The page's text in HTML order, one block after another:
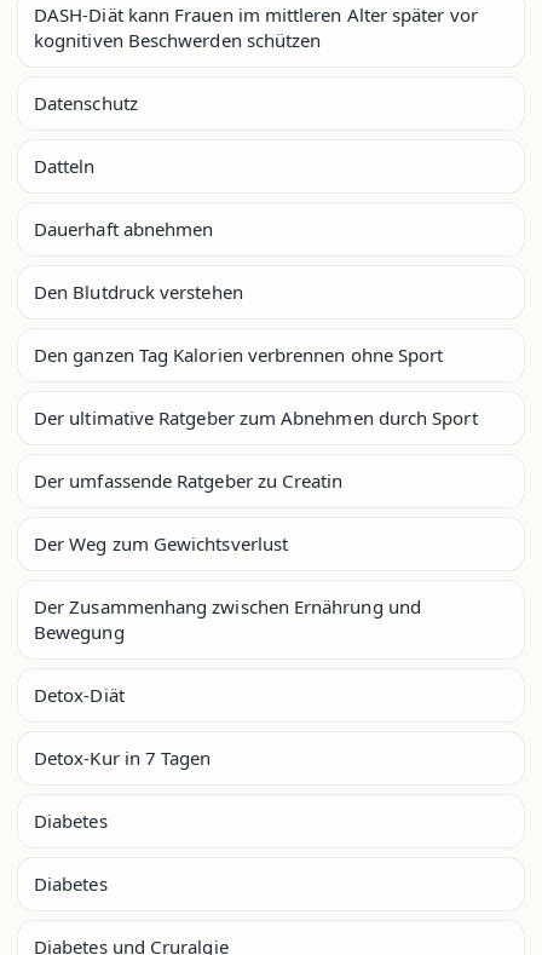
DASH-Diät kann Frauen im mittleren Alter später vor
kognitiven Beschwerden schützen
Datenschutz
Datteln
Dauerhaft abnehmen
Den Blutdruck verstehen
Den ganzen Tag Kalorien verbrennen ohne Sport
Der ultimative Ratgeber zum Abnehmen durch Sport
Der umfassende Ratgeber zu Creatin
Der Weg zum Gewichtsverlust
Der Zusammenhang zwischen Ernährung und
Bewegung
Detox-Diät
Detox-Kur in 7 Tagen
Diabetes
Diabetes
Diabetes und Cruralgie